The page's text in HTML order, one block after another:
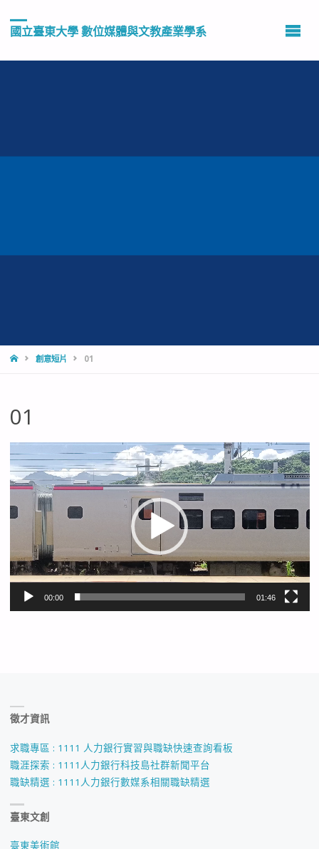
國立臺東大學 數位媒體與文教產業學系
HOME創意短片 01
01
訊
播
器
00:00 01:46
徵才資訊
求職專區 : 1111 人力銀行實習與職缺快速查詢看板
職涯探索 : 1111人力銀行科技島社群新聞平台
職缺精選 : 1111人力銀行數媒系相關職缺精選
臺東文創
臺東美術館